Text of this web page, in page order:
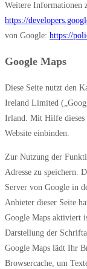
Weitere Informationen
https://
von Google: https://
Google Maps
Diese Seite nutzt den
Ireland Limited
Irland. Mit Hilfe dieses
Website einbinden.
Zur Nutzung der
Adresse zu speichern.
Server von Google in
Anbieter dieser Seite
Google Maps aktiviert
Darstellung der
Google Maps lädt Ihr
Browsercache, um